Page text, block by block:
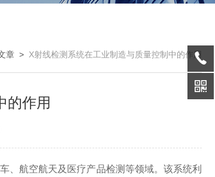
章 > X射线检测系统在工业制造与质量控制中的作用
的作用
、航空航天及医疗产品检测等领域。该系统利